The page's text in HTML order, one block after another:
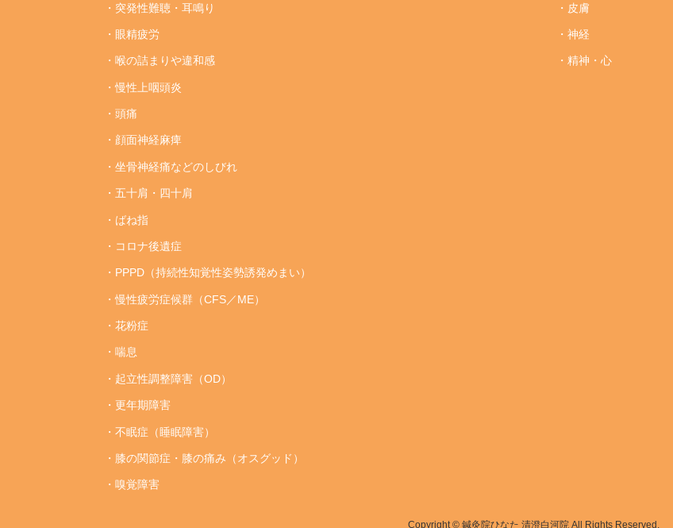
・突発性難聴・耳鳴り
・眼精疲労
・喉の詰まりや違和感
・慢性上咽頭炎
・頭痛
・顔面神経麻痺
・坐骨神経痛などのしびれ
・五十肩・四十肩
・ばね指
・コロナ後遺症
・PPPD（持続性知覚性姿勢誘発めまい）
・慢性疲労症候群（CFS／ME）
・花粉症
・喘息
・起立性調整障害（OD）
・更年期障害
・不眠症（睡眠障害）
・膝の関節症・膝の痛み（オスグッド）
・嗅覚障害
・皮膚
・神経
・精神・心
Copyright © 鍼灸院ひなた 清澄白河院 All Rights Reserved.